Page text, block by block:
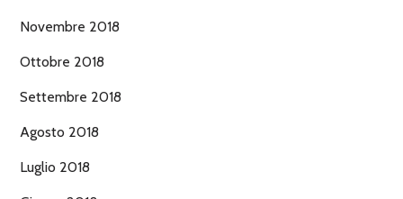
Novembre 2018
Ottobre 2018
Settembre 2018
Agosto 2018
Luglio 2018